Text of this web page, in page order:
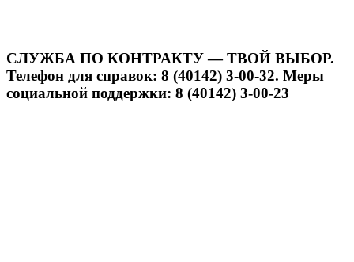
СЛУЖБА ПО КОНТРАКТУ — ТВОЙ ВЫБОР.
Телефон для справок: 8 (40142) 3-00-32. Меры
социальной поддержки: 8 (40142) 3-00-23